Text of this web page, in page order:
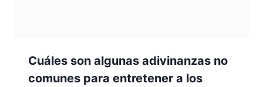
Cuáles son algunas adivinanzas no
comunes para entretener a los